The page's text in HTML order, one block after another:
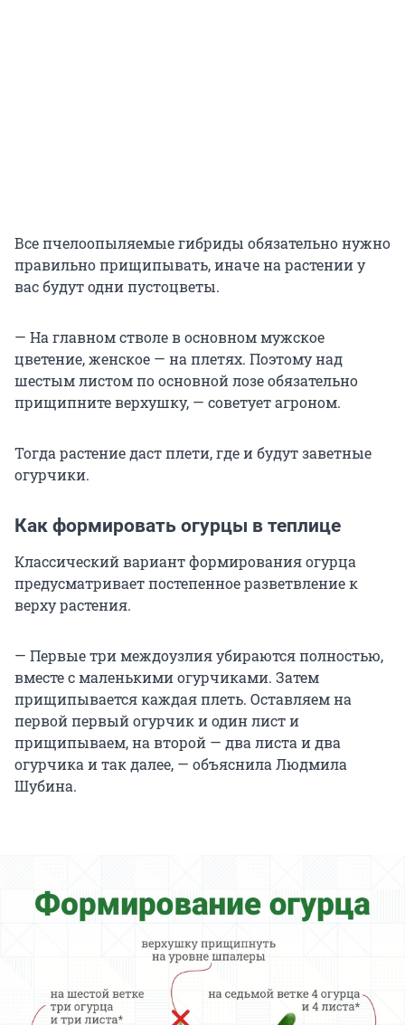
Все пчелоопыляемые гибриды обязательно нужно
правильно прищипывать, иначе на растении у
вас будут одни пустоцветы.
— На главном стволе в основном мужское
цветение, женское — на плетях. Поэтому над
шестым листом по основной лозе обязательно
прищипните верхушку, — советует агроном.
Тогда растение даст плети, где и будут заветные
огурчики.
Как формировать огурцы в теплице
Классический вариант формирования огурца
предусматривает постепенное разветвление к
верху растения.
— Первые три междоузлия убираются полностью,
вместе с маленькими огурчиками. Затем
прищипывается каждая плеть. Оставляем на
первой первый огурчик и один лист и
прищипываем, на второй — два листа и два
огурчика и так далее, — объяснила Людмила
Шубина.